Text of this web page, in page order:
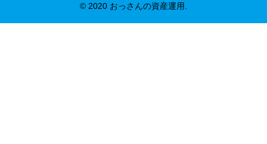
© 2020 おっさんの資産運用.